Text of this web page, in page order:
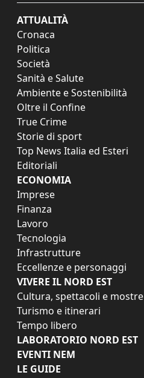
ATTUALITÀ
Cronaca
Politica
Società
Sanità e Salute
Ambiente e Sostenibilità
Oltre il Confine
True Crime
Storie di sport
Top News Italia ed Esteri
Editoriali
ECONOMIA
Imprese
Finanza
Lavoro
Tecnologia
Infrastrutture
Eccellenze e personaggi
VIVERE IL NORD EST
Cultura, spettacoli e mostre
Turismo e itinerari
Tempo libero
LABORATORIO NORD EST
EVENTI NEM
LE GUIDE